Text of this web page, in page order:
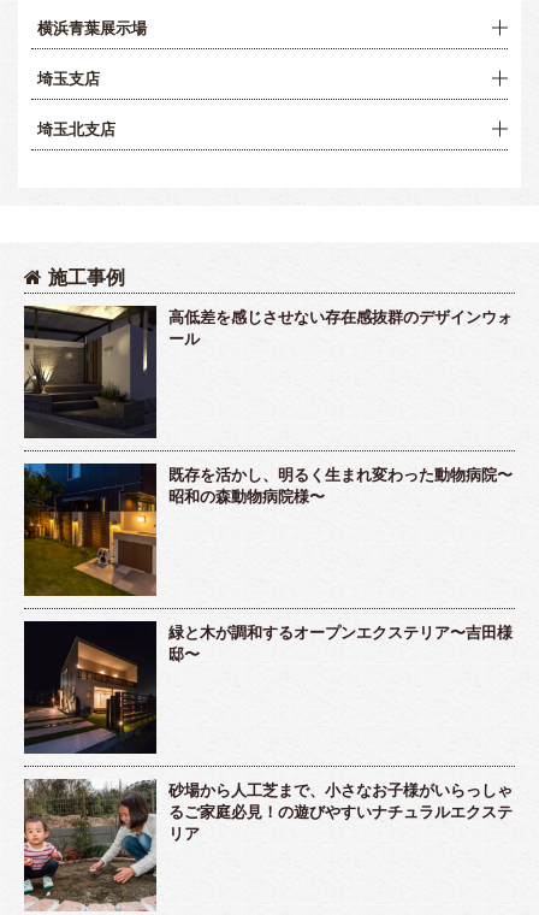
横浜青葉展示場
埼玉支店
埼玉北支店
施工事例
高低差を感じさせない存在感抜群のデザインウォ
ール
既存を活かし、明るく生まれ変わった動物病院〜
昭和の森動物病院様〜
緑と木が調和するオープンエクステリア〜吉田様
邸〜
砂場から人工芝まで、小さなお子様がいらっしゃ
るご家庭必見！の遊びやすいナチュラルエクステ
リア